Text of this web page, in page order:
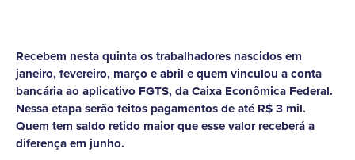
Recebem nesta quinta os trabalhadores nascidos em
janeiro, fevereiro, março e abril e quem vinculou a conta
bancária ao aplicativo FGTS, da Caixa Econômica Federal.
Nessa etapa serão feitos pagamentos de até R$ 3 mil.
Quem tem saldo retido maior que esse valor receberá a
diferença em junho.